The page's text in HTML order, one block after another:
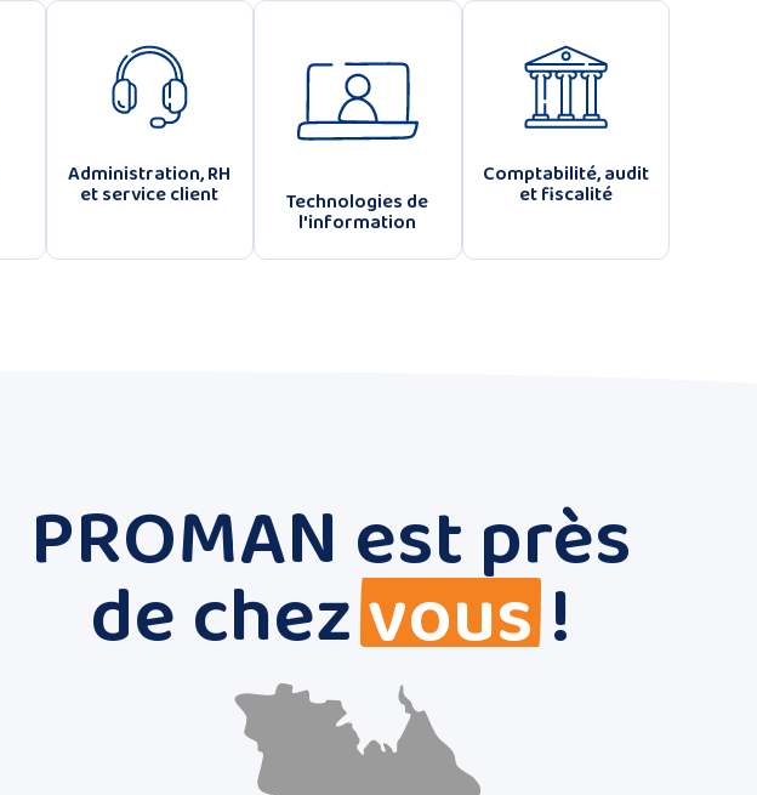
Administration, RH
et service client Technologies de
l'information
Comptabilité, audit
et fiscalité
PROMAN est près
de chezvous!